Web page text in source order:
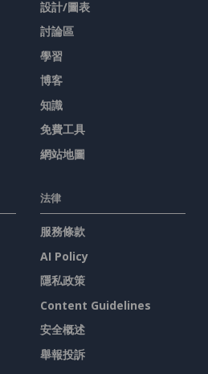
設計/圖表
討論區
學習
博客
知識
免費工具
網站地圖
法律
服務條款
AI Policy
隱私政策
Content Guidelines
安全概述
舉報投訴